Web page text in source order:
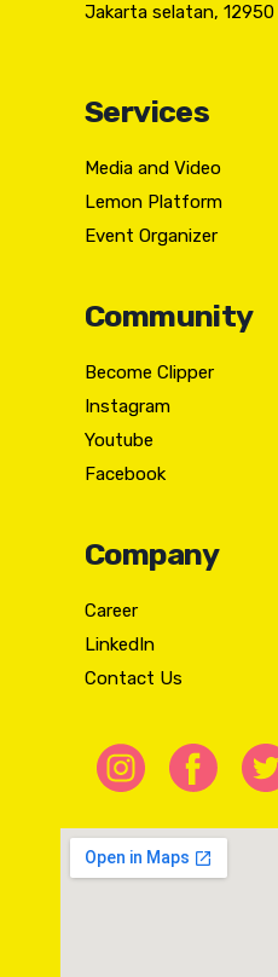
Jakarta selatan, 12950
Services
Media and Video
Lemon Platform
Event Organizer
Community
Become Clipper
Instagram
Youtube
Facebook
Company
Career
LinkedIn
Contact Us